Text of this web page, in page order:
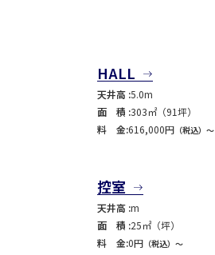
HALL
天井高 :5.0m
面 積 :303㎡（91坪）
料 金:616,000円 （税込）〜
控室
天井高 :m
面 積 :25㎡（坪）
料 金:0円 （税込）〜